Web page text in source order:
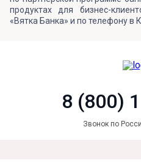
продуктах для бизнес-
«Вятка Банка» и по телефону в
8 (800)
Звонок по